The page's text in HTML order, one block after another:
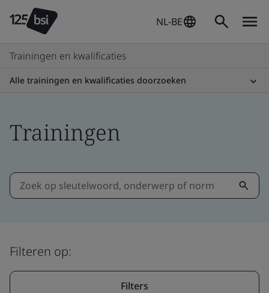
NL-BE
Trainingen en kwalificaties
Alle trainingen en kwalificaties doorzoeken
Trainingen
Filteren op:
Filters